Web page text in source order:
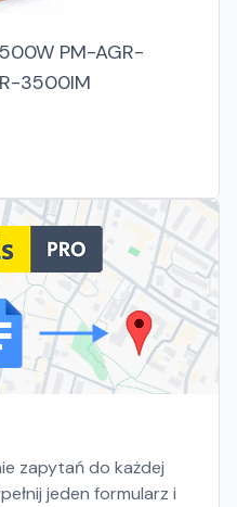
PM-AGR-
3500IM
zapytań do każdej
jeden formularz i